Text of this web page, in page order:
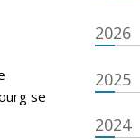
se
2026
2025
2024